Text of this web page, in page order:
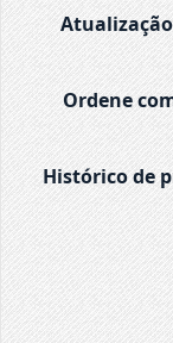
Ordene
Histórico de